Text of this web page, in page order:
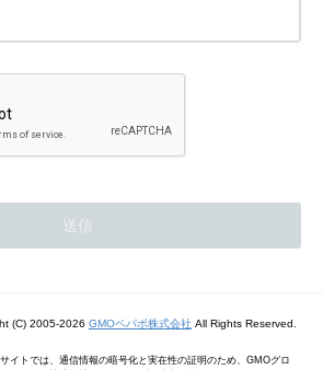
(C) 2005-2026 GMOペパボ株式会社 All Rights Reserved.
イトでは、通信情報の暗号化と実在性の証明のため、GMOグロ